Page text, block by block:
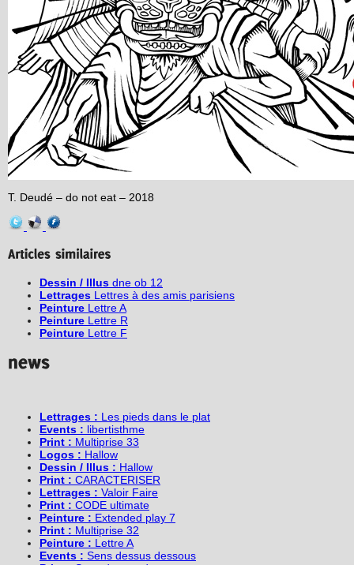
T. Deudé – do not eat – 2018
Dessin / Illus dne ob 12
Lettrages Lettres à des amis parisiens
Peinture Lettre A
Peinture Lettre R
Peinture Lettre F
Lettrages : Les pieds dans le plat
Events : libertisthme
Print : Multiprise 33
Logos : Hallow
Dessin / Illus : Hallow
Print : CARACTERISER
Lettrages : Valoir Faire
Print : CODE ultimate
Peinture : Extended play 7
Print : Multiprise 32
Peinture : Lettre A
Events : Sens dessus dessous